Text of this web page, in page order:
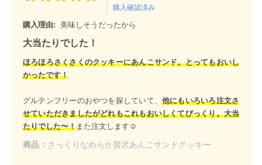
購入確認済み
購入理由: 美味しそうだったから
大当たりでした！
ほろほろさくさくのクッキーにあんこサンド。とってもおいし
かったです！
グルテンフリーのおやつを探していて、他にもいろいろ注文さ
せていただきましたがどれもこれもおいしくてびっくり。大当
たりでした〜！また注文します☺️
商品： さっくりなめらか贅沢あんこサンドクッキー